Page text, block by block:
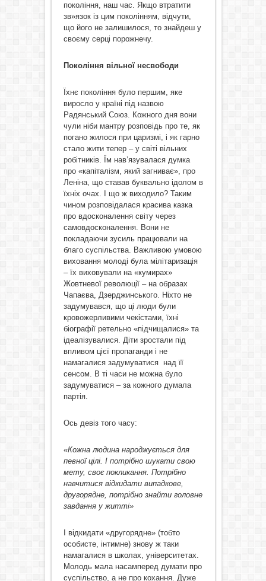
покоління, наш час. Якщо втратити
зв»язок із цим поколінням, відчути,
що його не залишилося, то знайдеш у
своєму серці порожнечу.
Покоління вільної несвободи
Їхнє покоління було першим, яке
виросло у країні під назвою
Радянський Союз. Кожного дня вони
чули ніби мантру розповідь про те, як
погано жилося при царизмі, і як гарно
стало жити тепер – у світі вільних
робітників. Їм нав’язувалася думка
про «капіталізм, який загниває», про
Леніна, що ставав буквально ідолом в
їхніх очах. І що ж виходило? Таким
чином розповідалася красива казка
про вдосконалення світу через
самовдосконалення. Вони не
покладаючи зусиль працювали на
благо суспільства. Важливою умовою
виховання молоді була мілітаризація
– їх виховували на «кумирах»
Жовтневої революції – на образах
Чапаєва, Дзерджинського. Ніхто не
задумувався, що ці люди були
кровожерливими чекістами, їхні
біографії ретельно «підчищалися» та
ідеалізувалися. Діти зростали під
впливом цієї пропаганди і не
намагалися задумуватися над її
сенсом. В ті часи не можна було
задумуватися – за кожного думала
партія.
Ось девіз того часу:
«Кожна людина народжується для
певної цілі. І потрібно шукати свою
мету, своє покликання. Потрібно
навчитися відкидати випадкове,
другорядне, потрібно знайти головне
завдання у житті»
І відкидати «другорядне» (тобто
особисте, інтимне) знову ж таки
намагалися в школах, університетах.
Молодь мала насамперед думати про
суспільство, а не про кохання. Дуже